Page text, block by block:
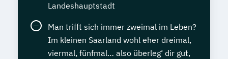
Landeshauptstadt
Man trifft sich immer zweimal im Leben?
Im kleinen Saarland wohl eher dreimal,
viermal, fünfmal… also überleg‘ dir gut,